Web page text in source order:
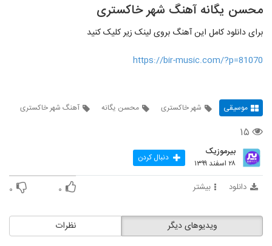
محسن یگانه آهنگ شهر خاکستری
برای دانلود کامل این آهنگ بروی لینک زیر کلیک کنید
https://bir-music.com/?p=81070
موسیقی شهر خاکستری محسن یگانه آهنگ شهر خاکستری
۱۵
بیرموزیک
۲۸ اسفند ۱۳۹۹ دنبال کردن
دانلود بیشتر ۰ ۰
نظرات ویدیوهای دیگر